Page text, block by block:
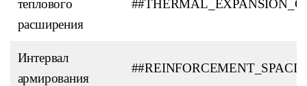
теплового
расширения
Интервал
армирования